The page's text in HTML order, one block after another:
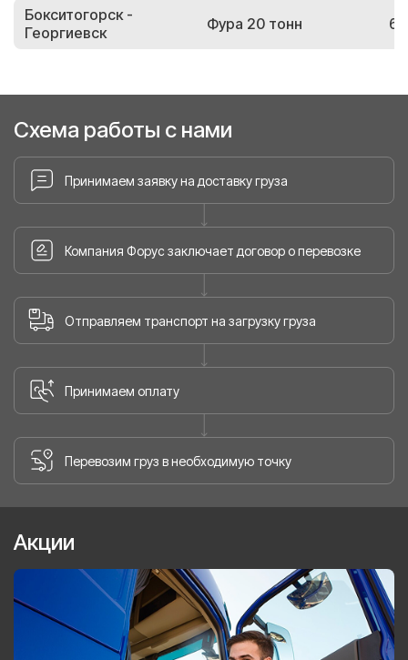
Бокситогорск -
Георгиевск
Фура 20 тонн
Схема работы с нами
Принимаем заявку на доставку груза
Компания Форус заключает договор о перевозке
Отправляем транспорт на загрузку груза
Принимаем оплату
Перевозим груз в необходимую точку
Акции